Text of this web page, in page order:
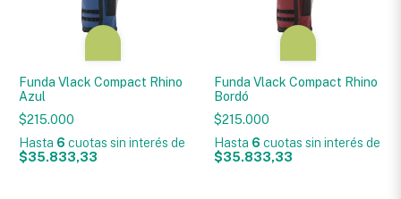
Funda Vlack Compact Rhino
Azul
$215.000
Hasta 6 cuotas sin interésde
$35.833,33
Funda Vlack Compact Rhino
Bordó
$215.000
Hasta 6 cuotas sin interés de
$35.833,33